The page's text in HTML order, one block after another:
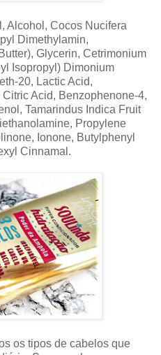
Alcohol, Cocos Nucifera
Dimethylamin,
Glycerin, Cetrimonium
Isopropyl) Dimonium
20, Lactic Acid,
Acid, Benzophenone-4,
Tamarindus Indica Fruit
Propylene
Ionone, Butylphenyl
Cinnamal.
os tipos de cabelos que